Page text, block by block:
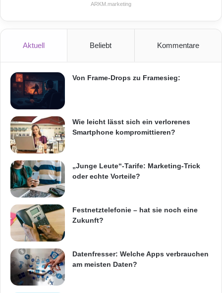
ARKM.marketing
Aktuell Beliebt Kommentare
Von Frame-Drops zu Framesieg:
Wie leicht lässt sich ein verlorenes
Smartphone kompromittieren?
„Junge Leute“-Tarife: Marketing-Trick
oder echte Vorteile?
Festnetztelefonie – hat sie noch eine
Zukunft?
Datenfresser: Welche Apps verbrauchen
am meisten Daten?